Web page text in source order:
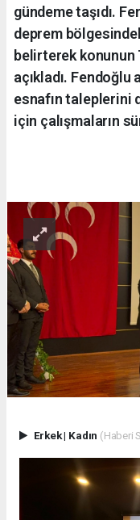
gündeme taşıdı.
deprem
belirterek
açıkladı.
esnafın taleplerini
için çalışmaların
Erkek| Kadın (Haberi